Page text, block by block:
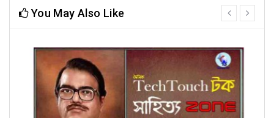
You May Also Like
prev